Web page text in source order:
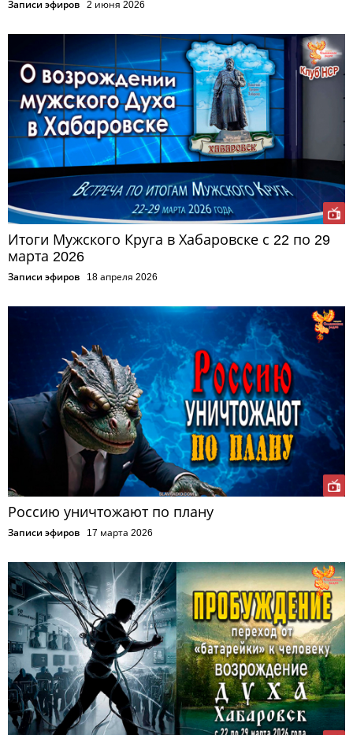
Записи эфиров 2 июня 2026
Итоги Мужского Круга в Хабаровске с 22 по 29
марта 2026
Записи эфиров 18 апреля 2026
Россию уничтожают по плану
Записи эфиров 17 марта 2026